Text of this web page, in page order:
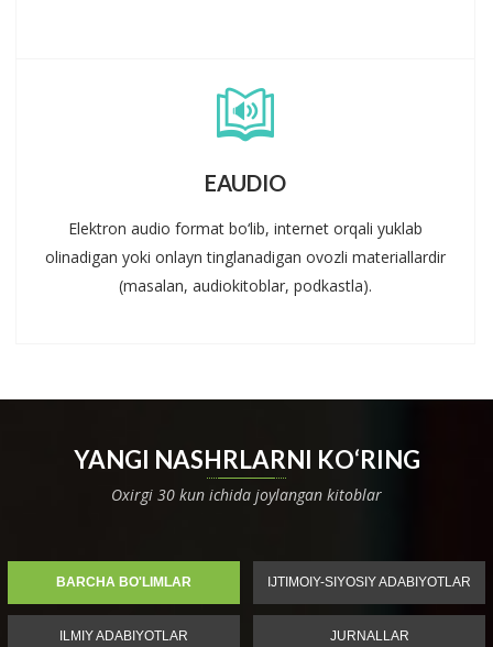
EAUDIO
Elektron audio format bo‘lib, internet orqali yuklab
olinadigan yoki onlayn tinglanadigan ovozli materiallardir
(masalan, audiokitoblar, podkastla).
YANGI NASHRLARNI KO‘RING
Oxirgi 30 kun ichida joylangan kitoblar
BARCHA BO'LIMLAR IJTIMOIY-SIYOSIY ADABIYOTLAR
ILMIY ADABIYOTLAR JURNALLAR